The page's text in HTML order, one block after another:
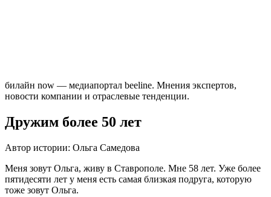
билайн now — медиапортал beeline. Мнения экспертов,
новости компании и отраслевые тенденции.
Дружим более 50 лет
Автор истории: Ольга Самедова
Меня зовут Ольга, живу в Ставрополе. Мне 58 лет. Уже более
пятидесяти лет у меня есть самая близкая подруга, которую
тоже зовут Ольга.